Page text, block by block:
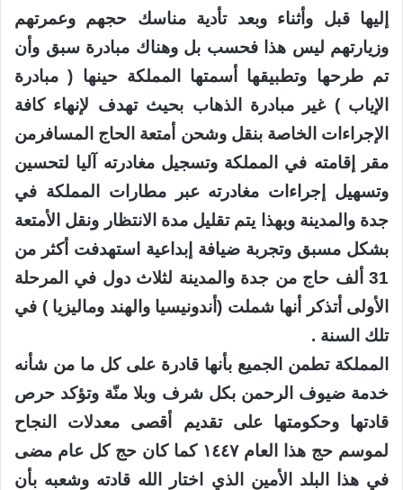
إليها قبل وأثناء وبعد تأدية مناسك حجهم وعمرتهم
وزيارتهم ليس هذا فحسب بل وهناك مبادرة سبق وأن
تم طرحها وتطبيقها أسمتها المملكة حينها ( مبادرة
الإياب ) غير مبادرة الذهاب بحيث تهدف لإنهاء كافة
الإجراءات الخاصة بنقل وشحن أمتعة الحاج المسافرمن
مقر إقامته في المملكة وتسجيل مغادرته آليا لتحسين
وتسهيل إجراءات مغادرته عبر مطارات المملكة في
جدة والمدينة وبهذا يتم تقليل مدة الانتظار ونقل الأمتعة
بشكل مسبق وتجربة ضيافة إبداعية استهدفت أكثر من
31 ألف حاج من جدة والمدينة لثلاث دول في المرحلة
الأولى أتذكر أنها شملت (أندونيسيا والهند وماليزيا ) في
تلك السنة .
المملكة تطمن الجميع بأنها قادرة على كل ما من شأنه
خدمة ضيوف الرحمن بكل شرف وبلا منّة وتؤكد حرص
قادتها وحكومتها على تقديم أقصى معدلات النجاح
لموسم حج هذا العام ١٤٤٧ كما كان حج كل عام مضى
في هذا البلد الأمين الذي اختار الله قادته وشعبه بأن